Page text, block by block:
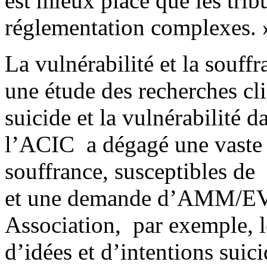
réglementation complexes.
La vulnérabilité et la
une étude des recherches
suicide et la vulnérabilité
l’ACIC a dégagé une
souffrance, susceptibles
et une demande d’AMM/
Association, par exemple,
d’idées et d’intentions